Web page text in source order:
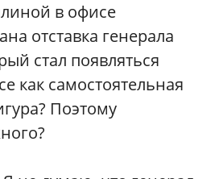
в офисе
отставка генерала
стал появляться
как самостоятельная
Поэтому